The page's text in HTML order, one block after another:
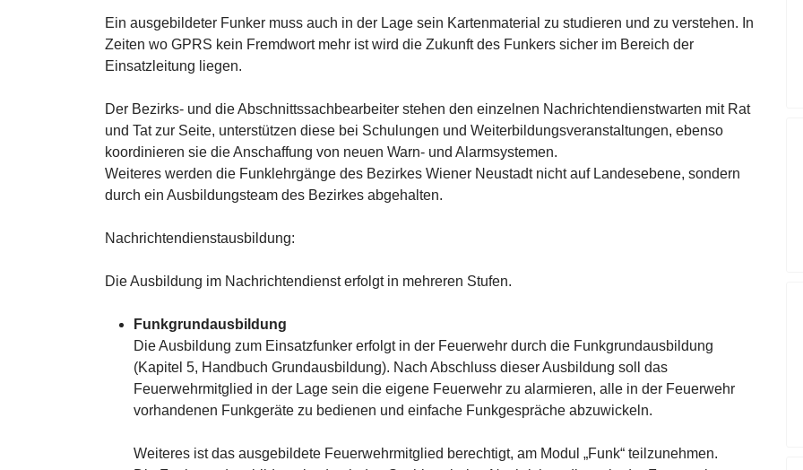
Ein ausgebildeter Funker muss auch in der Lage sein Kartenmaterial zu studieren und zu verstehen. In
Zeiten wo GPRS kein Fremdwort mehr ist wird die Zukunft des Funkers sicher im Bereich der
Einsatzleitung liegen.
Der Bezirks- und die Abschnittssachbearbeiter stehen den einzelnen Nachrichtendienstwarten mit Rat
und Tat zur Seite, unterstützen diese bei Schulungen und Weiterbildungsveranstaltungen, ebenso
koordinieren sie die Anschaffung von neuen Warn- und Alarmsystemen.
Weiteres werden die Funklehrgänge des Bezirkes Wiener Neustadt nicht auf Landesebene, sondern
durch ein Ausbildungsteam des Bezirkes abgehalten.
Nachrichtendienstausbildung:
Die Ausbildung im Nachrichtendienst erfolgt in mehreren Stufen.
Funkgrundausbildung
Die Ausbildung zum Einsatzfunker erfolgt in der Feuerwehr durch die Funkgrundausbildung
(Kapitel 5, Handbuch Grundausbildung). Nach Abschluss dieser Ausbildung soll das
Feuerwehrmitglied in der Lage sein die eigene Feuerwehr zu alarmieren, alle in der Feuerwehr
vorhandenen Funkgeräte zu bedienen und einfache Funkgespräche abzuwickeln.
Weiteres ist das ausgebildete Feuerwehrmitglied berechtigt, am Modul „Funk“ teilzunehmen.